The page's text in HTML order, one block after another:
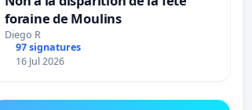
foraine de Moulins
Diego R
97 signatures
16 Jul 2026